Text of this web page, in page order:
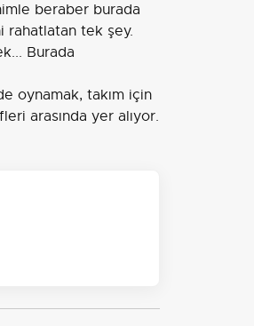
beraber burada
rahatlatan tek şey.
Burada
oynamak, takım için
arasında yer alıyor.